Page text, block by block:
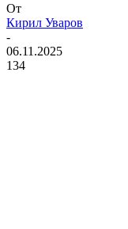
От
Кирил Уваров
-
06.11.2025
134